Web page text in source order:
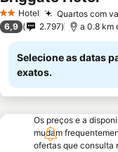
2 Estrelas
Hotel Quartos com
6,9 2.797 a 0.8 km
Selecione as datas
exatos.
Os preços e a
mudam
ofertas que consulta